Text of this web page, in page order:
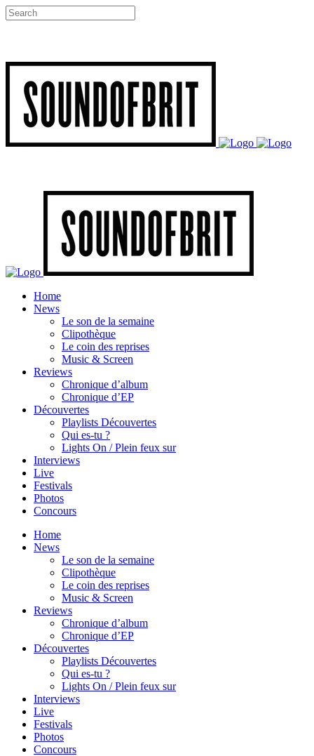
Home
News
Le son de la semaine
Clipothèque
Le coin des reprises
Music & Screen
Reviews
Chronique d’album
Chronique d’EP
Découvertes
Playlists Découvertes
Qui es-tu ?
Lights On / Plein feux sur
Interviews
Live
Festivals
Photos
Concours
Home
News
Le son de la semaine
Clipothèque
Le coin des reprises
Music & Screen
Reviews
Chronique d’album
Chronique d’EP
Découvertes
Playlists Découvertes
Qui es-tu ?
Lights On / Plein feux sur
Interviews
Live
Festivals
Photos
Concours